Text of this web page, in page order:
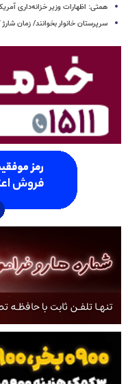
همتی: اظهارات وزیر خزانه‌داری
سرپرستان خانوار بخوانند/ زمان